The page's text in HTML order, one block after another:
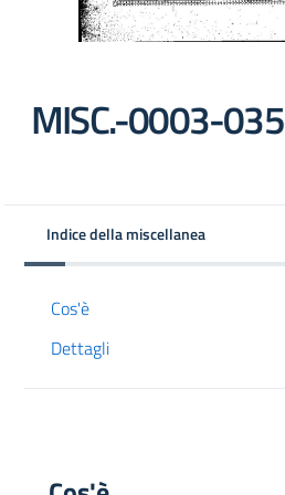
MISC.-0003-035
Indice della miscellanea
Cos'è
Dettagli